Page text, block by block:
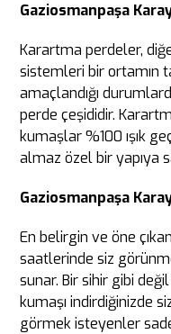
Gaziosmanpaşa
Karartma perdeler,
sistemleri bir ortamın
amaçlandığı
perde çeşididir.
kumaşlar %100 ışık
almaz özel bir yapıya
Gaziosmanpaşa
En belirgin ve öne
saatlerinde siz
sunar. Bir sihir gibi
kumaşı indirdiğinizde
görmek isteyenler